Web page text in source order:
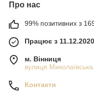
Про нас
99% позитивних з 169
Працює з 11.12.2020
м. Вінниця
вулиця
Контакти